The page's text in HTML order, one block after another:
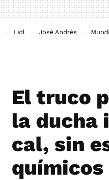
Lidl José Andrés
El truco
la ducha
cal, sin
químicos